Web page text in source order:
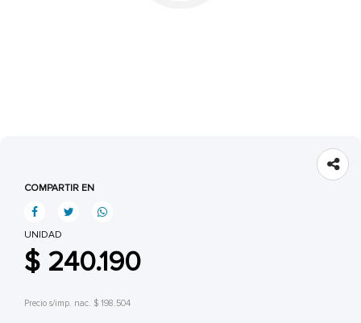
COMPARTIR EN
UNIDAD
$ 240.190
Precio s/imp. nac. $ 198.504